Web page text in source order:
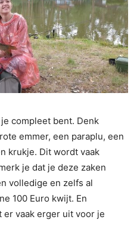
compleet bent. Denk
emmer, een paraplu, een
krukje. Dit wordt vaak
je dat je deze zaken
volledige en zelfs al
100 Euro kwijt. En
er vaak erger uit voor je